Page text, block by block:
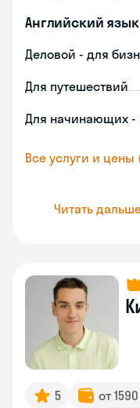
Английский язык
Деловой - для
Для путешествий
Для начинающих -
Все услуги и цены
Читать
5 от